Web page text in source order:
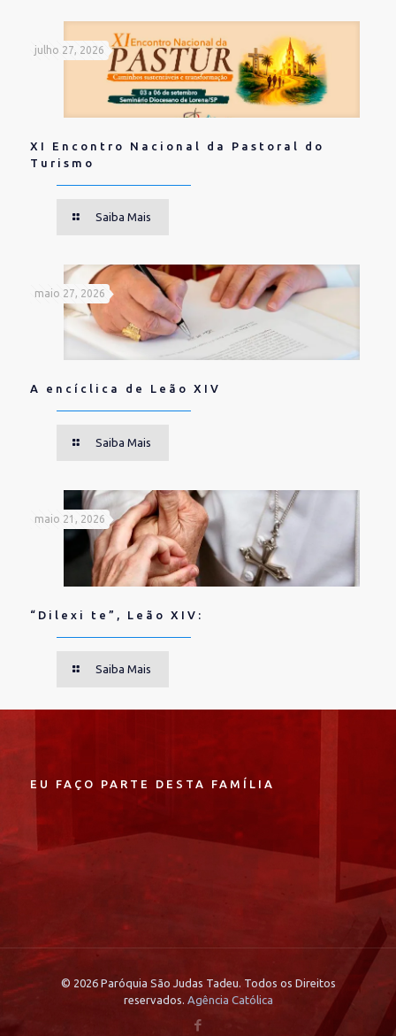
julho 27, 2026
XI Encontro Nacional da Pastoral do
Turismo
Saiba Mais
maio 27, 2026
A encíclica de Leão XIV
Saiba Mais
maio 21, 2026
“Dilexi te”, Leão XIV:
Saiba Mais
EU FAÇO PARTE DESTA FAMÍLIA
© 2026 Paróquia São Judas Tadeu. Todos os Direitos
reservados. Agência Católica